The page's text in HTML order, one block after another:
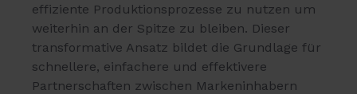
effiziente Produktionsprozesse zu nutzen um
weiterhin an der Spitze zu bleiben. Dieser
transformative Ansatz bildet die Grundlage für
schnellere, einfachere und effektivere
Partnerschaften zwischen Markeninhabern